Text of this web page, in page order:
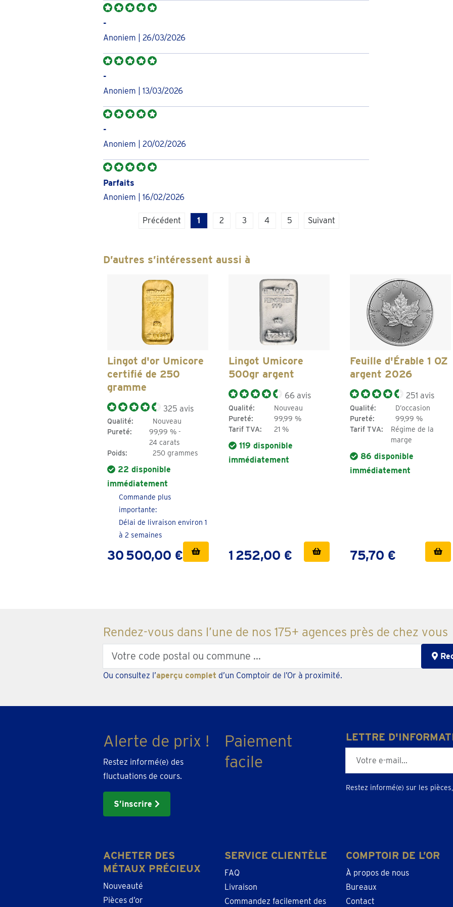
-
Anoniem | 26/03/2026
-
Anoniem | 13/03/2026
-
Anoniem | 20/02/2026
Parfaits
Anoniem | 16/02/2026
Précédent 1 2 3 4 5 Suivant
D’autres s’intéressent aussi à
Lingot d'or Umicore
certifié de 250
gramme
325 avis
Qualité:
Nouveau
Pureté:
99,99 % -
24 carats
Poids:
250 grammes
22 disponible
immédiatement
Commande plus
importante:
Délai de livraison environ 1
à 2 semaines
30 500,00 €
Lingot Umicore
500gr argent
66 avis
Qualité:
Nouveau
Pureté:
99,99 %
Tarif TVA:
21 %
119 disponible
immédiatement
1 252,00 €
Feuille d'Érable 1 OZ
argent 2026
251 avis
Qualité:
D’occasion
Pureté:
99,99 %
Tarif TVA:
Régime de la
marge
86 disponible
immédiatement
75,70 €
Rendez-vous dans l’une de nos 175+ agences près de chez vous
Enter
zipcode
city
Ou consultez l’aperçu complet d’un Comptoir de l’Or à proximité.
Alerte de prix !
Restez informé(e) des
fluctuations de cours.
S’inscrire
Paiement
facile
LETTRE
Restez informé(e) sur les
ACHETER DES
MÉTAUX PRÉCIEUX
Nouveauté
Pièces d’or
SERVICE CLIENTÈLE
FAQ
Livraison
Commandez facilement des
COMPTOIR DE L’OR
À propos de nous
Bureaux
Contact